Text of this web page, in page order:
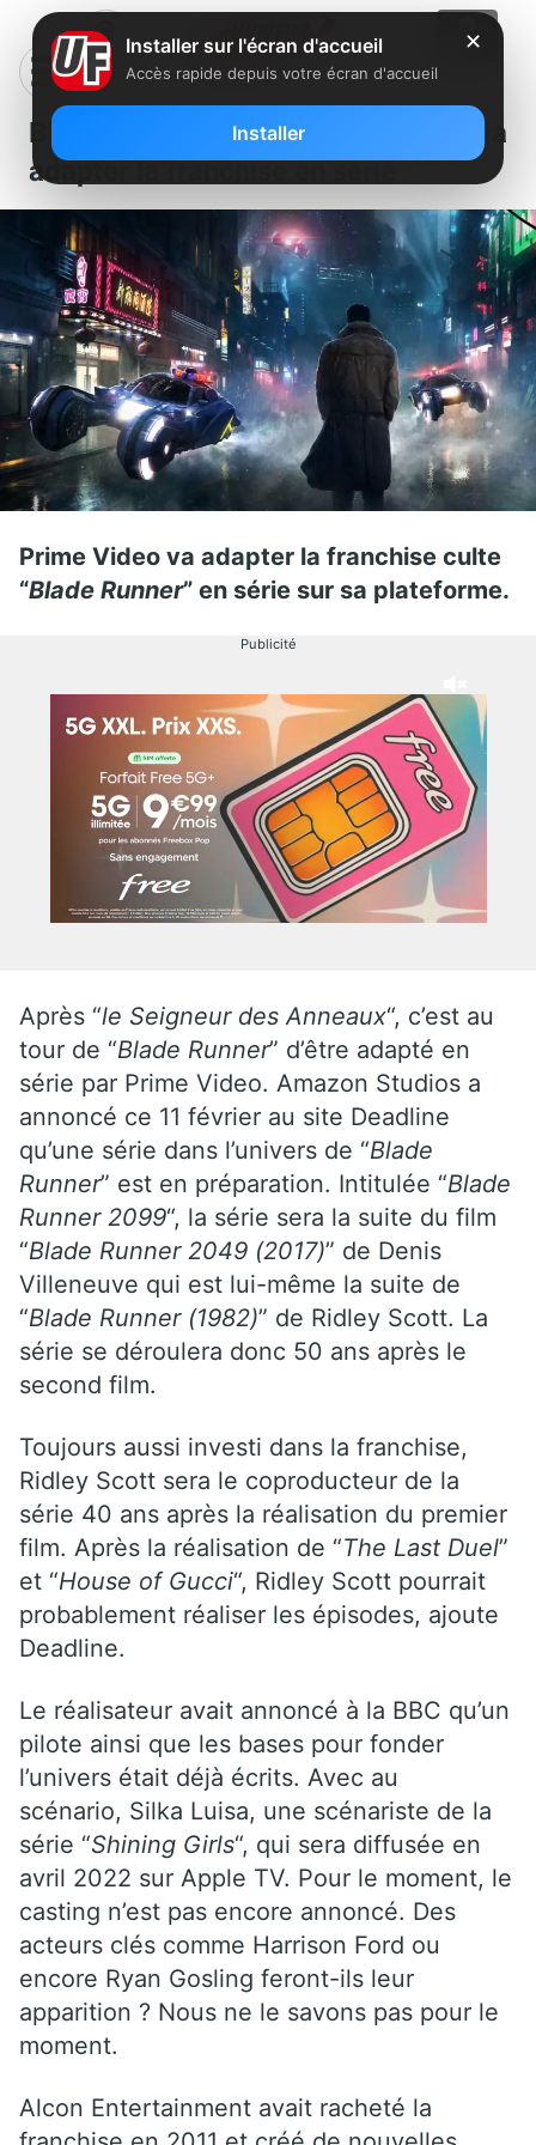
Blade Runner : Prime Video va
adapter la franchise en série
Prime Video va adapter la franchise culte
“Blade Runner” en série sur sa plateforme.
Publicité
Après “le Seigneur des Anneaux“, c’est au
tour de “Blade Runner” d’être adapté en
série par Prime Video. Amazon Studios a
annoncé ce 11 février au site Deadline
qu’une série dans l’univers de “Blade
Runner” est en préparation. Intitulée “Blade
Runner 2099“, la série sera la suite du film
“Blade Runner 2049 (2017)” de Denis
Villeneuve qui est lui-même la suite de
“Blade Runner (1982)” de Ridley Scott. La
série se déroulera donc 50 ans après le
second film.
Toujours aussi investi dans la franchise,
Ridley Scott sera le coproducteur de la
série 40 ans après la réalisation du premier
film. Après la réalisation de “The Last Duel”
et “House of Gucci“, Ridley Scott pourrait
probablement réaliser les épisodes, ajoute
Deadline.
Le réalisateur avait annoncé à la BBC qu’un
pilote ainsi que les bases pour fonder
l’univers était déjà écrits. Avec au
scénario, Silka Luisa, une scénariste de la
série “Shining Girls“, qui sera diffusée en
avril 2022 sur Apple TV. Pour le moment, le
casting n’est pas encore annoncé. Des
acteurs clés comme Harrison Ford ou
encore Ryan Gosling feront-ils leur
apparition ? Nous ne le savons pas pour le
moment.
Alcon Entertainment avait racheté la
✕
Installer sur l'écran d'accueil
Accès rapide depuis votre écran d'accueil
Installer